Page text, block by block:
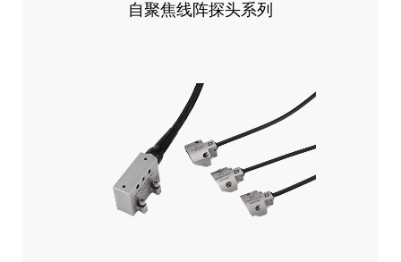
自聚焦线阵探头系列